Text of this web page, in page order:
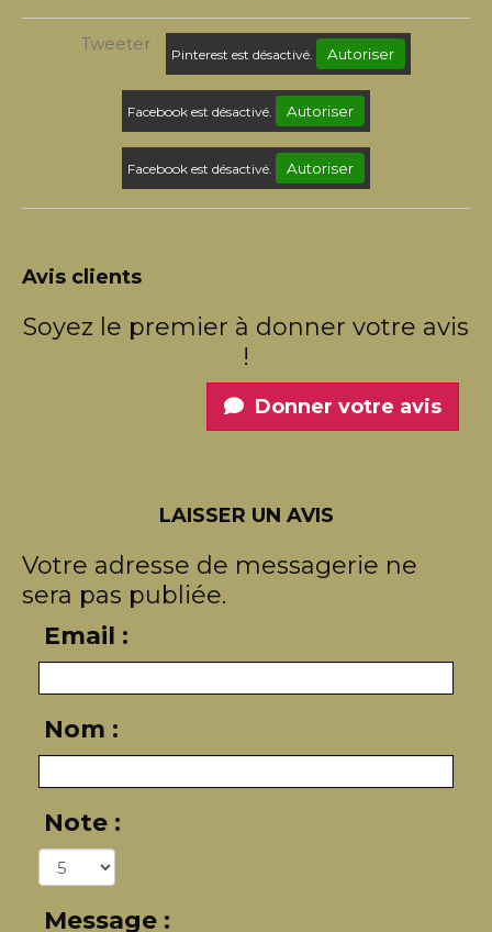
Tweeter
Pinterest est désactivé. Autoriser
Facebook est désactivé. Autoriser
Facebook est désactivé. Autoriser
Avis clients
Soyez le premier à donner votre avis
!
Donner votre avis
LAISSER UN AVIS
Votre adresse de messagerie ne
sera pas publiée.
Email :
Nom :
Note :
Message :